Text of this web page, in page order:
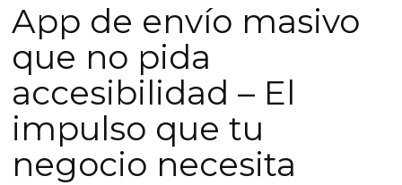
App de envío masivo
que no pida
accesibilidad – El
impulso que tu
negocio necesita